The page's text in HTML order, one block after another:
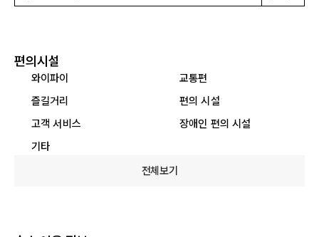
편의시설
와이파이
교통편
즐길거리
편의 시설
고객 서비스
장애인 편의 시설
기타
전체보기